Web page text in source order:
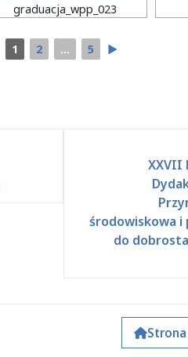
graduacja_wpp_023
1 2 ... 5 ►
XXVII
środowiskowa
do
Strona